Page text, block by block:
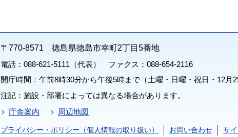
〒770-8571 徳島県徳島市幸町2丁目5番地
電話：088-621-5111（代表） ファクス：088-654-2116
開庁時間：午前8時30分から午後5時まで（土曜・日曜・祝日・12月
注記：施設・部署によっては異なる場合があります。
庁舎案内
周辺地図
プライバシー・ポリシー（個人情報の取り扱い） お問い合わせ サ